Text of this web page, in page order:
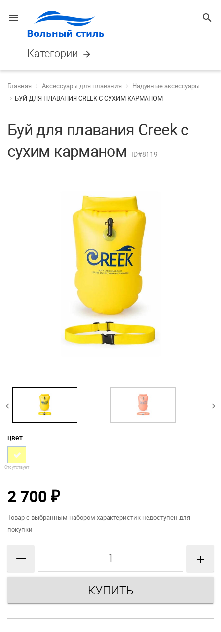
menu search
Категории arrow_forward
Главная Аксессуары для плавания
Надувные аксессуары
БУЙ ДЛЯ ПЛАВАНИЯ CREEK С СУХИМ КАРМАНОМ
Буй для плавания Creek с
сухим карманом ID#8119
цвет:
Отсутствует
2 700 ₽
Товар с выбранным набором характеристик недоступен для
покупки
— +